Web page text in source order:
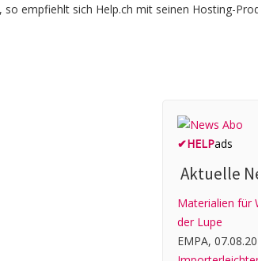
empfiehlt sich Help.ch mit seinen Hosting-
✔HELPads
Aktuelle
Materialien für
der Lupe
EMPA,